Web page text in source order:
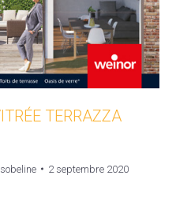
TERRAZZA
sobeline 2 septembre 2020